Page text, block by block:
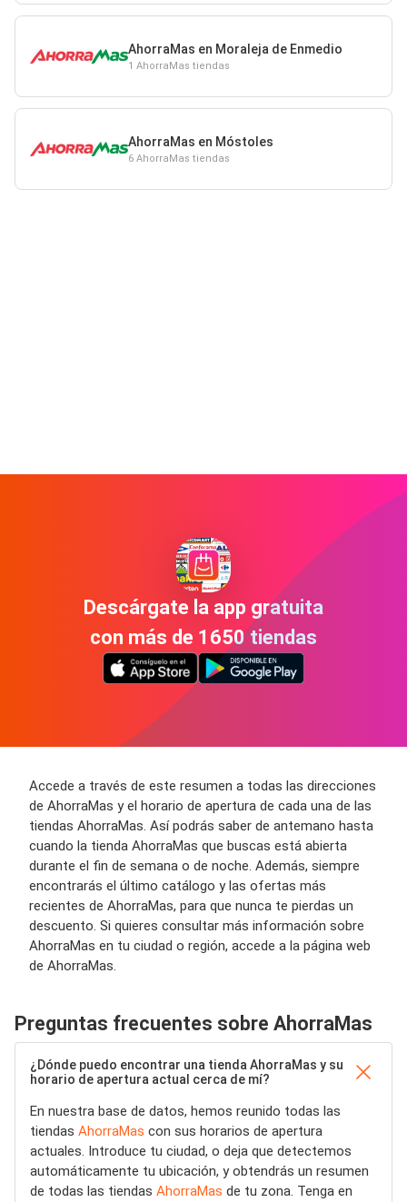
AhorraMas en Moraleja de Enmedio
1 AhorraMas tiendas
AhorraMas en Móstoles
6 AhorraMas tiendas
Descárgate la app gratuita
con más de 1650 tiendas
Accede a través de este resumen a todas las direcciones
de AhorraMas y el horario de apertura de cada una de las
tiendas AhorraMas. Así podrás saber de antemano hasta
cuando la tienda AhorraMas que buscas está abierta
durante el fin de semana o de noche. Además, siempre
encontrarás el último catálogo y las ofertas más
recientes de AhorraMas, para que nunca te pierdas un
descuento. Si quieres consultar más información sobre
AhorraMas en tu ciudad o región, accede a la página web
de AhorraMas.
Preguntas frecuentes sobre AhorraMas
¿Dónde puedo encontrar una tienda AhorraMas y su
horario de apertura actual cerca de mí?
En nuestra base de datos, hemos reunido todas las
tiendas AhorraMas con sus horarios de apertura
actuales. Introduce tu ciudad, o deja que detectemos
automáticamente tu ubicación, y obtendrás un resumen
de todas las tiendas AhorraMas de tu zona. Tenga en